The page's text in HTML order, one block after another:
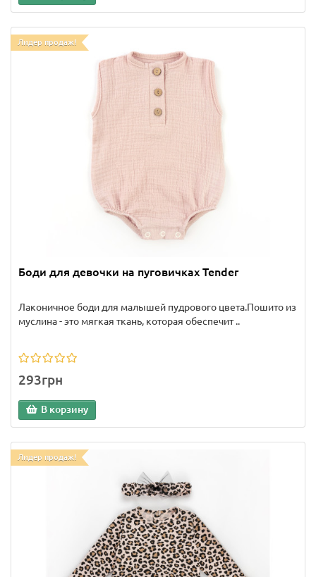
Лидер продаж!
Боди для девочки на пуговичках Tender
Лаконичное боди для малышей пудрового цвета.Пошито из
муслина - это мягкая ткань, которая обеспечит ..
293грн
В корзину
Лидер продаж!